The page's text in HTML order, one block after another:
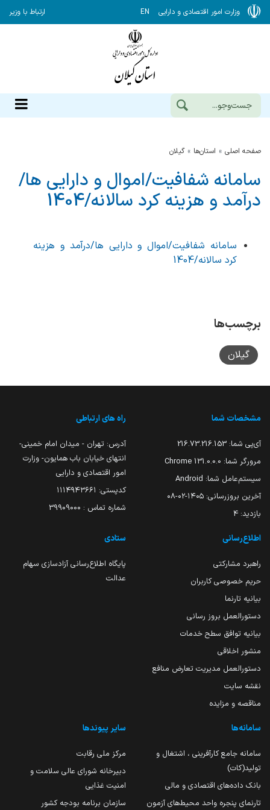
وزارت امور اقتصادی و دارایی EN ارتباط با وزیر
صفحه اصلی استان‌ها گيلان
سامانه شفافیت/اموال و دارایی ها/
درآمد و هزینه کرد سالانه/1404
سامانه شفافیت/اموال و دارایی ها/درآمد و هزینه
کرد سالانه/1404
برچسب‌ها
گیلان
مشخصات شما
آی‌پی شما: 216.73.216.153
مرورگر شما: 131.0.0.0 Chrome
سیستم‌عامل شما: Android
آخرین بروزرسانی: ۱۴۰۵-۰۲-۰۸
بازدید: 4
راه های ارتباطی
آدرس: تهران - میدان امام خمینی-
انتهای خیابان باب همایون- وزارت
امور اقتصادی و دارایی
کدپستی: ۱۱۱۴۹۴۳۶۶۱
شماره تماس : 39909000
اطلاع‌رسانی
راهبرد مشارکتی
حریم خصوصی کاربران
بیانیه تارنما
دستورالعمل بروز رسانی
بیانیه توافق سطح خدمات
منشور اخلاقی
دستورالعمل مدیریت تعارض منافع
نقشه سایت
مناقصه و مزایده
ستادی
پایگاه اطلاع‌رسانی آزادسازی سهام
عدالت
سامانه‌ها
سامانه جامع کارآفرینی ، اشتغال و
تولید(کات)
بانک داده‌های اقتصادی و مالی
تارنمای پنجره واحد محیط‌های آزمون
سایر پیوندها
مرکز ملی رقابت
دبیرخانه شورای عالی سلامت و
امنیت غذایی
سازمان برنامه بودجه کشور